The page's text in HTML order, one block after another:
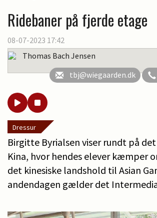
Ridebaner på fjerde etage
08-07-2023 17:42
Thomas Bach Jensen
tbj@wiegaarden.dk
Dressur
Birgitte Byrialsen viser rundt på
Kina, hvor hendes elever kæmper
det kinesiske landshold til Asian
andendagen gælder det